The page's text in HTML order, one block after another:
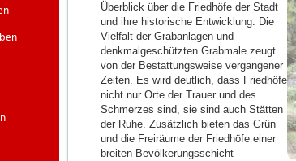
Überblick über die Friedhöfe der Stadt
und ihre historische Entwicklung. Die
Vielfalt der Grabanlagen und
denkmalgeschützten Grabmale zeugt
von der Bestattungsweise vergangener
Zeiten. Es wird deutlich, dass Friedhöfe
nicht nur Orte der Trauer und des
Schmerzes sind, sie sind auch Stätten
der Ruhe. Zusätzlich bieten das Grün
und die Freiräume der Friedhöfe einer
breiten Bevölkerungsschicht